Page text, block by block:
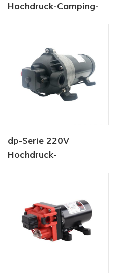
Hochdruck-Camping-
dp-Serie 220V
Hochdruck-